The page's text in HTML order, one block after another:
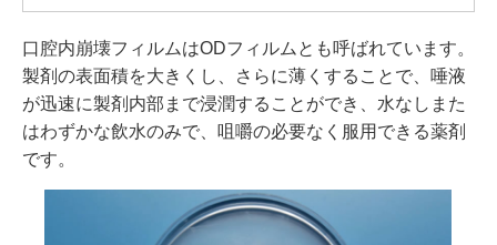
口腔内崩壊フィルムはODフィルムとも呼ばれています。
製剤の表面積を大きくし、さらに薄くすることで、唾液
が迅速に製剤内部まで浸潤することができ、水なしまた
はわずかな飲水のみで、咀嚼の必要なく服用できる薬剤
です。